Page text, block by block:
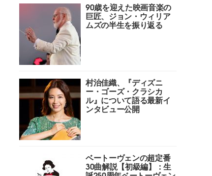
90歳を迎えた映画音楽の
巨匠、ジョン・ウィリア
ムズの半生を振り返る
村治佳織、『ディズニ
ー・ゴーズ・クラシカ
ル』について語る最新イ
ンタビュー公開
ベートーヴェンの超定番
30曲解説【初級編】：生